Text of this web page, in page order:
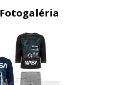
Fotogaléria